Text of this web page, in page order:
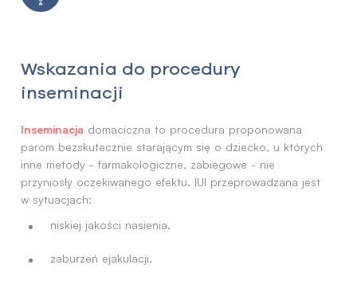
Wskazania do procedury
inseminacji
Inseminacja domaciczna to procedura proponowana
parom bezskutecznie starającym się o dziecko, u których
inne metody - farmakologiczne, zabiegowe - nie
przyniosły oczekiwanego efektu. IUI przeprowadzana jest
w sytuacjach:
niskiej jakości nasienia,
zaburzeń ejakulacji,